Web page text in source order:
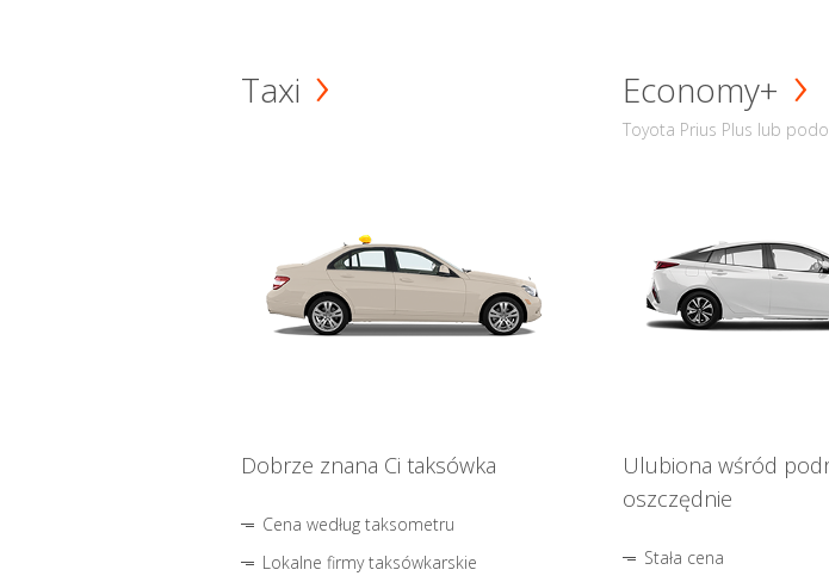
Taxi
Dobrze znana Ci taksówka
Cena według taksometru
Lokalne firmy taksówkarskie
Economy+
Toyota Prius Plus lub
Ulubiona wśród
oszczędnie
Stała cena